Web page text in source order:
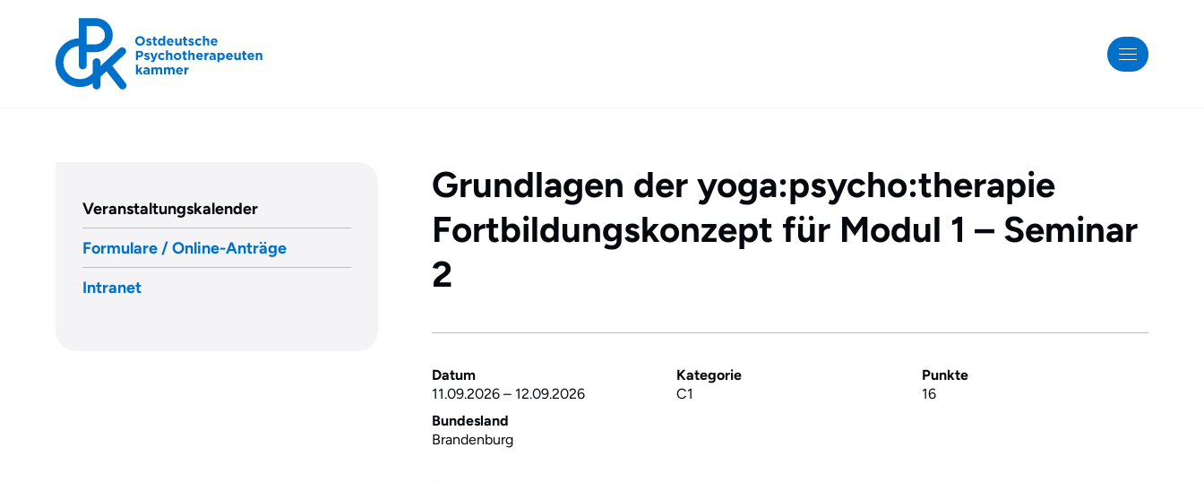
Grundlagen
yoga:psycho:therapie
Fortbildungskonzept
Grundlagen der yoga:psycho:therapie
Fortbildungskonzept für Modul 1 – Seminar
2
Datum
11.09.2026 – 12.09.2026
Kategorie
C1
Punkte
16
Bundesland
Brandenburg
Veranstaltungskalender
Formulare / Online-Anträge
Intranet